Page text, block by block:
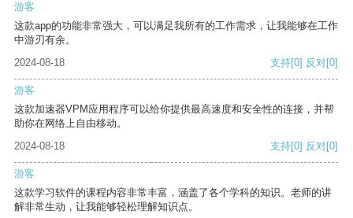
游客
这款app的功能非常强大，可以满足我所有的工作需求，让我能够在工作
中游刃有余。
2024-08-18
支持[0] 反对[0]
游客
这款加速器VPM应用程序可以给你提供最高速度和安全性的连接，并帮
助你在网络上自由移动。
2024-08-18
支持[0] 反对[0]
游客
这款学习软件的课程内容非常丰富，涵盖了各个学科的知识。老师的讲
解非常生动，让我能够轻松理解知识点。